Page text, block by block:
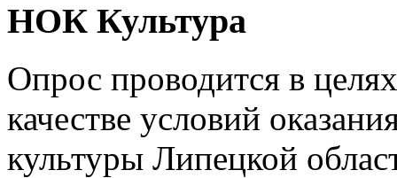
НОК Культура
Опрос проводится в
качестве условий
культуры Липецкой